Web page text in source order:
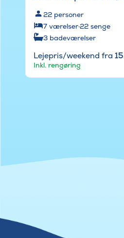
22 personer
7 værelser·22 senge
3 badeværelser
Lejepris/weekend fra
Inkl. rengøring